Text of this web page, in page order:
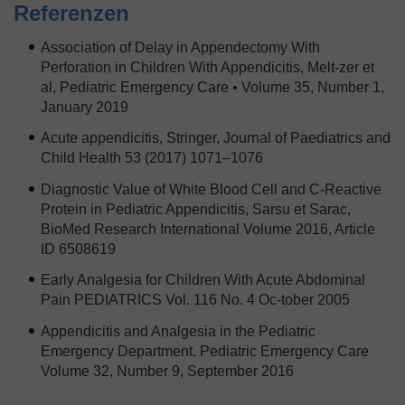
Referenzen
Association of Delay in Appendectomy With
Perforation in Children With Appendicitis, Melt-zer et
al, Pediatric Emergency Care • Volume 35, Number 1,
January 2019
Acute appendicitis, Stringer, Journal of Paediatrics and
Child Health 53 (2017) 1071–1076
Diagnostic Value of White Blood Cell and C-Reactive
Protein in Pediatric Appendicitis, Sarsu et Sarac,
BioMed Research International Volume 2016, Article
ID 6508619
Early Analgesia for Children With Acute Abdominal
Pain PEDIATRICS Vol. 116 No. 4 Oc-tober 2005
Appendicitis and Analgesia in the Pediatric
Emergency Department. Pediatric Emergency Care
Volume 32, Number 9, September 2016